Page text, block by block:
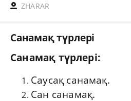
ZHARAR
Санамақ түрлері
Санамақ түрлері:
Саусақ санамақ.
Сан санамақ.